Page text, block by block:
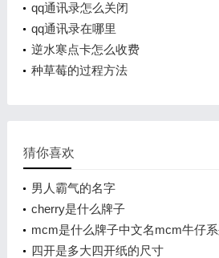
qq通讯录怎么关闭
qq通讯录在哪里
逆水寒点卡怎么收费
种草莓的过程方法
猜你喜欢
男人霸气的名字
cherry是什么牌子
mcm是什么牌子中文名mcm牛仔
四开是多大四开纸的尺寸